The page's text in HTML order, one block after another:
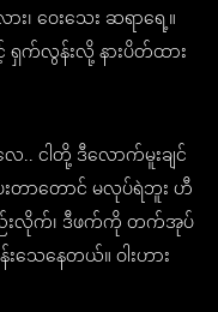
ဝေးသေး ဆရာရေ့။
ရှက်လွန်းလို့ နားပိတ်ထား
.. ငါတို့ ဒီလောက်မူးချင်
တာတောင် မလုပ်ရဲဘူး ဟီ
းလိုက်၊ ဒီဖက်ကို တက်အုပ်
သေနေတယ်။ ဝါးဟား